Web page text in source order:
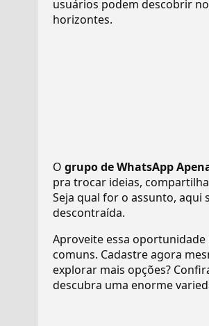
usuários podem descobrir
horizontes.
O grupo de WhatsApp
pra trocar ideias,
Seja qual for o assunto,
descontraída.
Aproveite essa
comuns. Cadastre agora
explorar mais opções?
descubra uma enorme